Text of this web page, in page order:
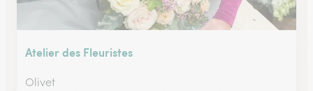
Atelier des Fleuristes
Olivet